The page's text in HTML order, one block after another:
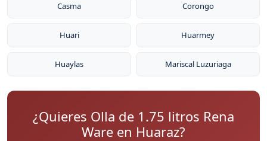
Casma Corongo
Huari Huarmey
Huaylas Mariscal Luzuriaga
¿Quieres Olla de 1.75 litros Rena
Ware en Huaraz?